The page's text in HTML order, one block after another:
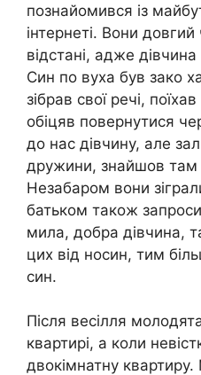
познайомився із
інтернеті. Вони
відстані, адже
Син по вуха був зако
зібрав свої речі,
обіцяв повернутися
до нас дівчину, але
дружини, знайшов там
Незабаром вони
батьком також
мила, добра дівчина,
цих від носин, тим
син.
Після весілля
квартирі, а коли
двокімнатну